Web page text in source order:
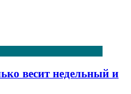
весит недельный и